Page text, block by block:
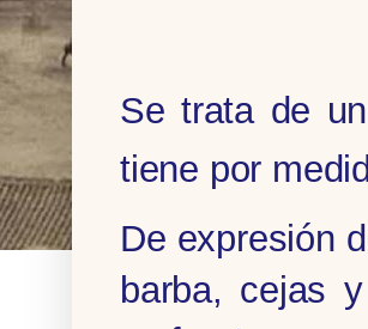
Se trata de un
tiene por
De expresión
barba, cejas